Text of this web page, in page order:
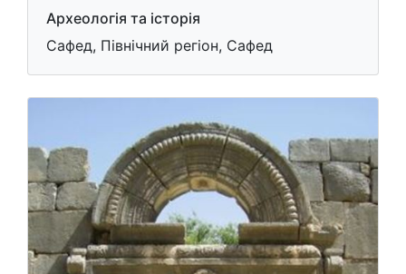
Археологія та історія
Сафед, Північний регіон, Сафед